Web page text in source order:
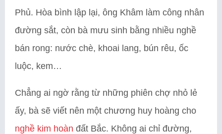
Phủ. Hòa bình lập lại, ông Khâm làm công nhân
đường sắt, còn bà mưu sinh bằng nhiều nghề
bán rong: nước chè, khoai lang, bún rêu, ốc
luộc, kem…
Chẳng ai ngờ rằng từ những phiên chợ nhỏ lẻ
ấy, bà sẽ viết nên một chương huy hoàng cho
nghề kim hoàn đất Bắc. Không ai chỉ đường,